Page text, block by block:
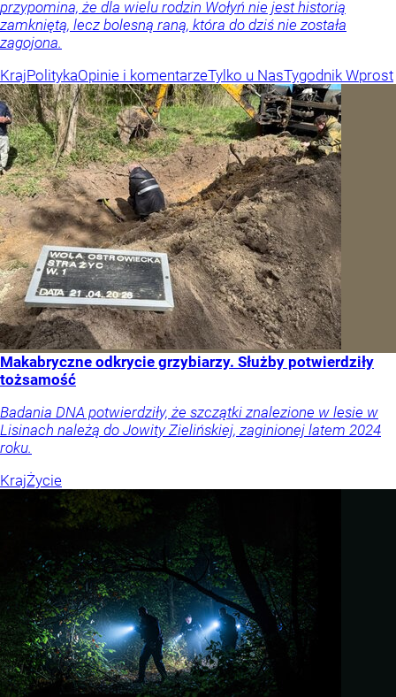
przypomina, że dla wielu rodzin Wołyń nie jest historią
zamkniętą, lecz bolesną raną, która do dziś nie została
zagojona.
KrajPolitykaOpinie i komentarzeTylko u NasTygodnik Wprost
Makabryczne odkrycie grzybiarzy. Służby potwierdziły
tożsamość
Badania DNA potwierdziły, że szczątki znalezione w lesie w
Lisinach należą do Jowity Zielińskiej, zaginionej latem 2024
roku.
KrajŻycie